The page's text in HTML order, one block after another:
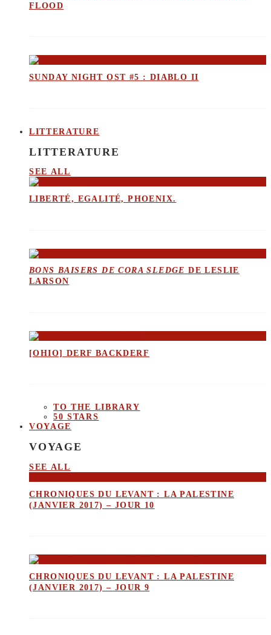
FLOOD
SUNDAY NIGHT OST #5 : DIABLO II
LITTERATURE
LITTERATURE
SEE ALL
LIBERTÉ, EGALITÉ, PHOENIX.
BONS BAISERS DE CORA SLEDGE DE LESLIE
LARSON
[OHIO] DERF BACKDERF
TO THE LIBRARY
50 STARS
VOYAGE
VOYAGE
SEE ALL
CHRONIQUES DU LEVANT : LA PALESTINE
(JANVIER 2017) – JOUR 10
CHRONIQUES DU LEVANT : LA PALESTINE
(JANVIER 2017) – JOUR 9